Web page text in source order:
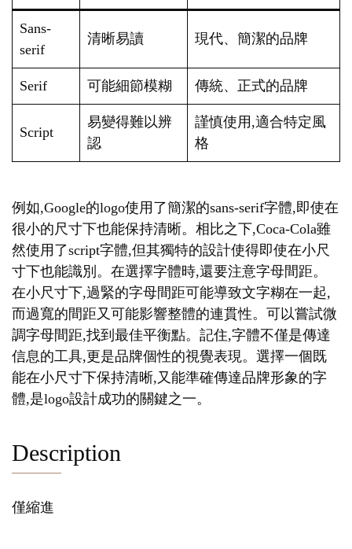
Sans-
serif
清晰易讀 現代、簡潔的品牌
Serif 可能細節模糊 傳統、正式的品牌
Script
易變得難以辨
認
謹慎使用,適合特定風
格
例如,Google的logo使用了簡潔的sans-serif字體,即使在
很小的尺寸下也能保持清晰。相比之下,Coca-Cola雖
然使用了script字體,但其獨特的設計使得即使在小尺
寸下也能識別。在選擇字體時,還要注意字母間距。
在小尺寸下,過緊的字母間距可能導致文字糊在一起,
而過寬的間距又可能影響整體的連貫性。可以嘗試微
調字母間距,找到最佳平衡點。記住,字體不僅是傳達
信息的工具,更是品牌個性的視覺表現。選擇一個既
能在小尺寸下保持清晰,又能準確傳達品牌形象的字
體,是logo設計成功的關鍵之一。
Description
僅縮進